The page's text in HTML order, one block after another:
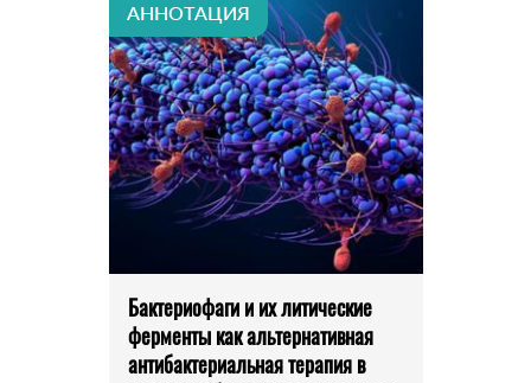
АННОТАЦИЯ
Бактериофаги и их литические
ферменты как альтернативная
антибактериальная терапия в